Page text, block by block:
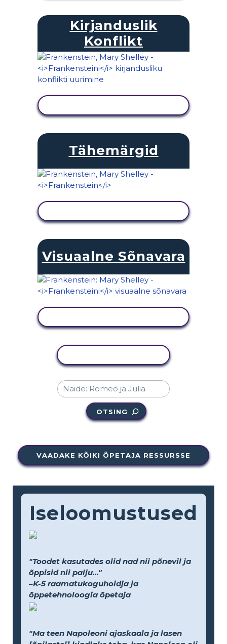
Kirjanduslik
Konflikt
Tähemärgid
Visuaalne Sõnavara
OTSING
VAADAKE KÕIKI ÕPETAJA RESSURSSE
Iseloomustused
"Toodet kasutades olid nad nii põnevil ja
õppisid nii palju..."
–K-5 raamatukoguhoidja ja
õppetehnoloogia õpetaja
"Ma teen Napoleoni ajaskaala ja lasen